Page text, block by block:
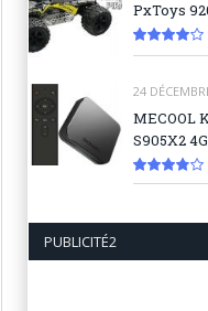
PxToys
8.1
24
MECOOL
S905X2
PUBLICITÉ2